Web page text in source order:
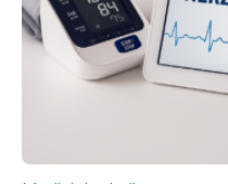
speziell zugeschnittene
digitale